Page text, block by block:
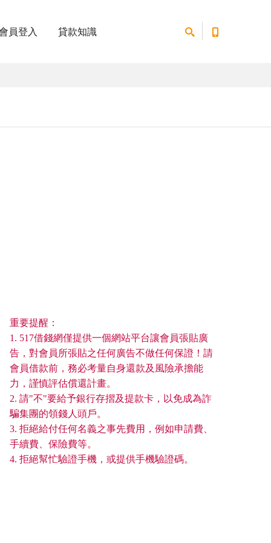
員登入 貸款知識
重要提醒：
1. 517借錢網僅提供一個網站平台讓會員張貼廣
告，對會員所張貼之任何廣告不做任何保證！請
會員借款前，務必考量自身還款及風險承擔能
力，謹慎評估償還計畫。
2. 請"不"要給予銀行存摺及提款卡，以免成為詐
騙集團的領錢人頭戶。
3. 拒絕給付任何名義之事先費用，例如申請費、
手續費、保險費等。
4. 拒絕幫忙驗證手機，或提供手機驗證碼。